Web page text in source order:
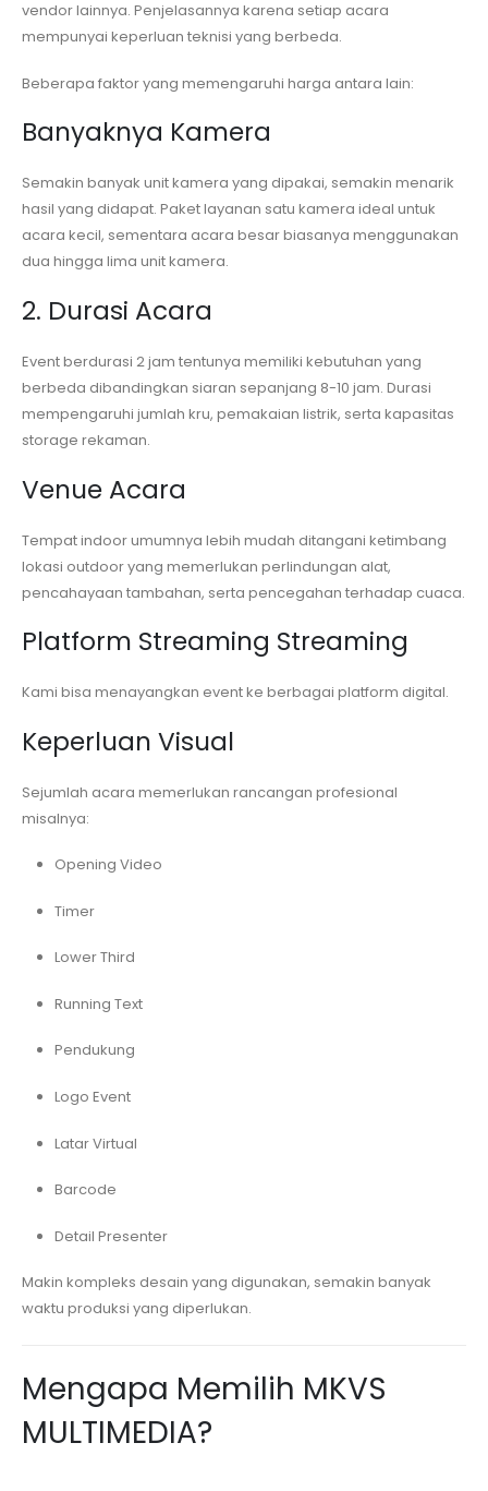
vendor lainnya. Penjelasannya karena setiap acara
mempunyai keperluan teknisi yang berbeda.
Beberapa faktor yang memengaruhi harga antara lain:
Banyaknya Kamera
Semakin banyak unit kamera yang dipakai, semakin menarik
hasil yang didapat. Paket layanan satu kamera ideal untuk
acara kecil, sementara acara besar biasanya menggunakan
dua hingga lima unit kamera.
2. Durasi Acara
Event berdurasi 2 jam tentunya memiliki kebutuhan yang
berbeda dibandingkan siaran sepanjang 8-10 jam. Durasi
mempengaruhi jumlah kru, pemakaian listrik, serta kapasitas
storage rekaman.
Venue Acara
Tempat indoor umumnya lebih mudah ditangani ketimbang
lokasi outdoor yang memerlukan perlindungan alat,
pencahayaan tambahan, serta pencegahan terhadap cuaca.
Platform Streaming Streaming
Kami bisa menayangkan event ke berbagai platform digital.
Keperluan Visual
Sejumlah acara memerlukan rancangan profesional
misalnya:
Opening Video
Timer
Lower Third
Running Text
Pendukung
Logo Event
Latar Virtual
Barcode
Detail Presenter
Makin kompleks desain yang digunakan, semakin banyak
waktu produksi yang diperlukan.
Mengapa Memilih MKVS
MULTIMEDIA?